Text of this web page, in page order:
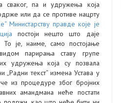
сваког, па и удружења која
или да се противе нацрту
Министарству правде које је
постоји нешто што даје
То је, наиме, само постојање
парирања ставу групе
удружења која су позвала
„Радни текст“ измена Устава у
из процедуре због бројних
амандмана неће постати